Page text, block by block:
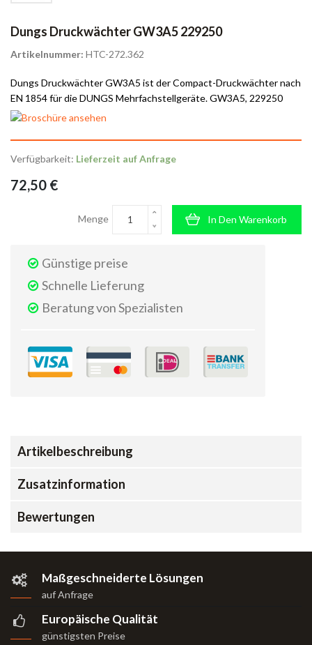
Dungs Druckwächter GW3A5 229250
Artikelnummer: HTC-272.362
Dungs Druckwächter GW3A5 ist der Compact-Druckwächter nach
EN 1854 für die DUNGS Mehrfachstellgeräte. GW3A5, 229250
Verfügbarkeit: Lieferzeit auf Anfrage
72,50 €
Menge In Den Warenkorb
Günstige preise
Schnelle Lieferung
Beratung von Spezialisten
Artikelbeschreibung
Zusatzinformation
Bewertungen
Maßgeschneiderte Lösungen
auf Anfrage
Europäische Qualität
günstigsten Preise